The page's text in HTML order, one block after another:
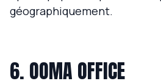
géographiquement.
6. OOMA OFFICE